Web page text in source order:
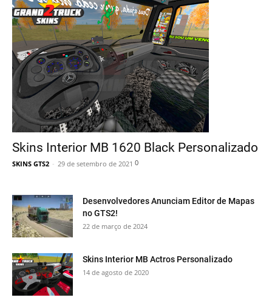
Skins Interior MB 1620 Black Personalizado
SKINS GTS2 - 29 de setembro de 2021 0
Desenvolvedores Anunciam Editor de Mapas
no GTS2!
22 de março de 2024
Skins Interior MB Actros Personalizado
14 de agosto de 2020